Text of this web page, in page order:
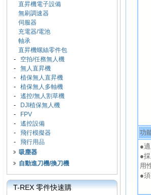
直昇機電子設備
無刷調速器
伺服器
充電器/電池
軸承
直昇機螺絲零件包
- 空拍/任務無人機
- 無人直昇機
- 植保無人直昇機
- 植保無人多軸機
- 遙控/無人割草機
-
DJI植保無人機
-
FPV
- 遙控設備
- 飛行模擬器
- 飛行用品
吸塵器
自動進刀機/換刀機
T-REX 零件快速購
功
●
●
用
●